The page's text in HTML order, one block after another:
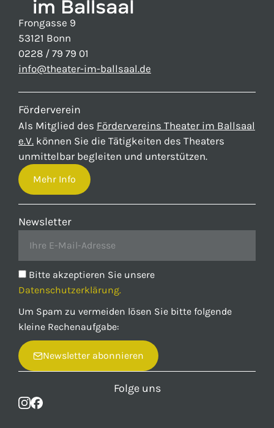
Frongasse 9
53121 Bonn
0228 / 79 79 01
info@theater-im-ballsaal.de
Förderverein
Als Mitglied des Fördervereins Theater im Ballsaal
e.V. können Sie die Tätigkeiten des Theaters
unmittelbar begleiten und unterstützen.
Mehr Info
Newsletter
Bitte akzeptieren Sie unsere
Datenschutzerklärung.
Um Spam zu vermeiden lösen Sie bitte folgende
kleine Rechenaufgabe:
Newsletter abonnieren
Folge uns